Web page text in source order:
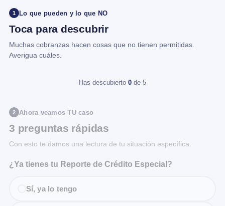
1 Lo que pueden y lo que NO
Toca para descubrir
Muchas cobranzas hacen cosas que no tienen permitidas.
Averigua cuáles.
Has descubierto 0 de 5
2 Ahora veamos TU caso
3 preguntas rápidas
Con esto te damos una lectura de tu situación específica.
¿Ya tienes tu Reporte de Crédito Especial?
Sí, ya lo tengo